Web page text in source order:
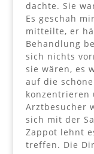
dachte. Sie
Es geschah
mitteilte, er
Behandlung
sich nichts
sie wären, es
auf die
konzentrieren
Arztbesucher
sich mit der
Zappot lehnt
treffen. Die